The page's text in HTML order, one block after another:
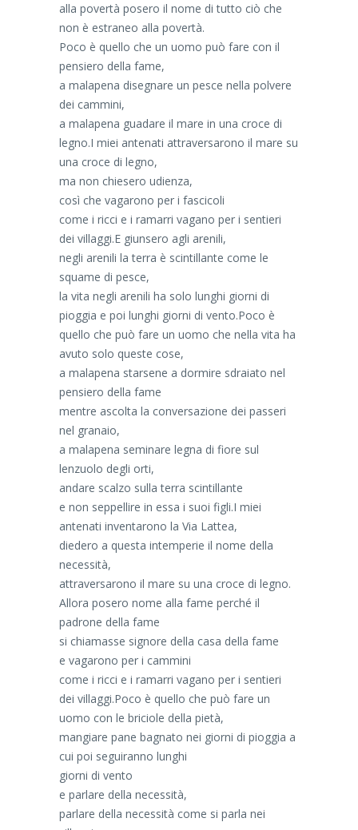
alla povertà posero il nome di tutto ciò che
non è estraneo alla povertà.
Poco è quello che un uomo può fare con il
pensiero della fame,
a malapena disegnare un pesce nella polvere
dei cammini,
a malapena guadare il mare in una croce di
legno.I miei antenati attraversarono il mare su
una croce di legno,
ma non chiesero udienza,
così che vagarono per i fascicoli
come i ricci e i ramarri vagano per i sentieri
dei villaggi.E giunsero agli arenili,
negli arenili la terra è scintillante come le
squame di pesce,
la vita negli arenili ha solo lunghi giorni di
pioggia e poi lunghi giorni di vento.Poco è
quello che può fare un uomo che nella vita ha
avuto solo queste cose,
a malapena starsene a dormire sdraiato nel
pensiero della fame
mentre ascolta la conversazione dei passeri
nel granaio,
a malapena seminare legna di fiore sul
lenzuolo degli orti,
andare scalzo sulla terra scintillante
e non seppellire in essa i suoi figli.I miei
antenati inventarono la Via Lattea,
diedero a questa intemperie il nome della
necessità,
attraversarono il mare su una croce di legno.
Allora posero nome alla fame perché il
padrone della fame
si chiamasse signore della casa della fame
e vagarono per i cammini
come i ricci e i ramarri vagano per i sentieri
dei villaggi.Poco è quello che può fare un
uomo con le briciole della pietà,
mangiare pane bagnato nei giorni di pioggia a
cui poi seguiranno lunghi
giorni di vento
e parlare della necessità,
parlare della necessità come si parla nei